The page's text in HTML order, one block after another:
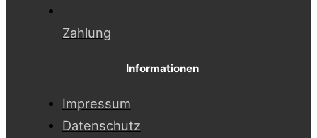
Zahlung
Informationen
Impressum
Datenschutz